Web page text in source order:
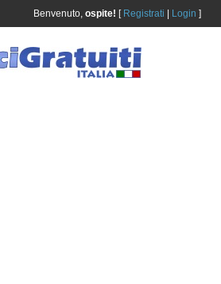
Benvenuto, ospite! [ Registrati Login ]